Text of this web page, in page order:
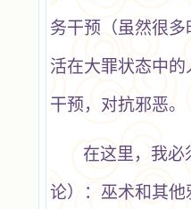
务干预（虽然很
活在大罪状态中
干预，对抗邪恶。
在这里，我必
论）：巫术和其